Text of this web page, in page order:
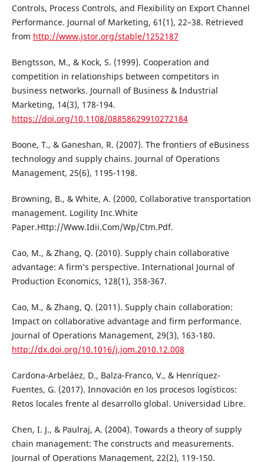
Controls, Process Controls, and Flexibility on Export Channel
Performance. Journal of Marketing, 61(1), 22–38. Retrieved
from http://www.jstor.org/stable/1252187
Bengtsson, M., & Kock, S. (1999). Cooperation and
competition in relationships between competitors in
business networks. Journall of Business & Industrial
Marketing, 14(3), 178-194.
https://doi.org/10.1108/08858629910272184
Boone, T., & Ganeshan, R. (2007). The frontiers of eBusiness
technology and supply chains. Journal of Operations
Management, 25(6), 1195-1198.
Browning, B., & White, A. (2000, Collaborative transportation
management. Logility Inc.White
Paper.Http://Www.Idii.Com/Wp/Ctm.Pdf.
Cao, M., & Zhang, Q. (2010). Supply chain collaborative
advantage: A firm’s perspective. International Journal of
Production Economics, 128(1), 358-367.
Cao, M., & Zhang, Q. (2011). Supply chain collaboration:
Impact on collaborative advantage and firm performance.
Journal of Operations Management, 29(3), 163-180.
http://dx.doi.org/10.1016/j.jom.2010.12.008
Cardona-Arbeláez, D., Balza-Franco, V., & Henríquez-
Fuentes, G. (2017). Innovación en los procesos logísticos:
Retos locales frente al desarrollo global. Universidad Libre.
Chen, I. J., & Paulraj, A. (2004). Towards a theory of supply
chain management: The constructs and measurements.
Journal of Operations Management, 22(2), 119-150.